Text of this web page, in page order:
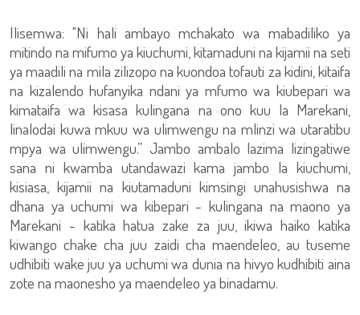
Ilisemwa: "Ni hali ambayo mchakato wa mabadiliko ya
mitindo na mifumo ya kiuchumi, kitamaduni na kijamii na seti
ya maadili na mila zilizopo na kuondoa tofauti za kidini, kitaifa
na kizalendo hufanyika ndani ya mfumo wa kiubepari wa
kimataifa wa kisasa kulingana na ono kuu la Marekani,
linalodai kuwa mkuu wa ulimwengu na mlinzi wa utaratibu
mpya wa ulimwengu.” Jambo ambalo lazima lizingatiwe
sana ni kwamba utandawazi kama jambo la kiuchumi,
kisiasa, kijamii na kiutamaduni kimsingi unahusishwa na
dhana ya uchumi wa kibepari - kulingana na maono ya
Marekani - katika hatua zake za juu, ikiwa haiko katika
kiwango chake cha juu zaidi cha maendeleo, au tuseme
udhibiti wake juu ya uchumi wa dunia na hivyo kudhibiti aina
zote na maonesho ya maendeleo ya binadamu.